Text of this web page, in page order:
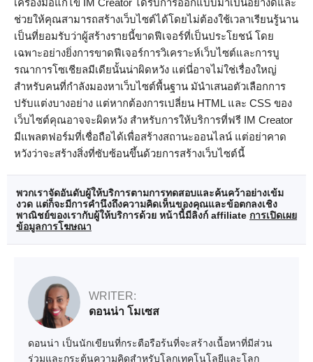
เครื่องมือแก้ไข IM Creator ได้รับการออกแบบมาเป็นอย่างดีและ
ช่วยให้คุณสามารถสร้างเว็บไซต์ได้โดยไม่ต้องใช้เวลาเรียนรู้นาน
เป็นที่ยอมรับว่าผู้สร้างรายนี้ขาดฟีเจอร์ที่เป็นประโยชน์ โดย
เฉพาะอย่างยิ่งการขาดฟีเจอร์การวิเคราะห์เว็บไซต์และการบู
รณาการโซเชียลมีเดียนั้นน่าผิดหวัง แต่นี่อาจไม่ใช่เรื่องใหญ่
สำหรับคนที่กำลังมองหาเว็บไซต์พื้นฐาน มันำเสนอตัวเลือกการ
ปรับแต่งบางอย่าง แต่หากต้องการเปลี่ยน HTML และ CSS ของ
เว็บไซต์คุณอาจจะผิดหวัง สำหรับการให้บริการที่ฟรี IM Creator
มีแพลตฟอร์มที่เชื่อถือได้เพื่อสร้างสถานะออนไลน์ แต่อย่าคาด
หวังว่าจะสร้างสิ่งที่ซับซ้อนขึ้นด้วยการสร้างเว็บไซต์นี้
พวกเราจัดอันดับผู้ให้บริการตามการทดสอบและค้นคว้าอย่างเข้ม
งวด แต่ก็จะมีการคำนึงถึงความคิดเห็นของคุณและข้อตกลงเชิง
พาณิชย์ของเรากับผู้ให้บริการด้วย หน้านี้มีลิงก์ affiliate การเปิดเผย
ข้อมูลการโฆษณา
WRITER:
ดอนน่า โมเซส
ดอนน่า เป็นนักเขียนที่กระตือรือร้นที่จะสร้างเนื้อหาที่มีส่วน
ร่วมและกระตุ้นความคิดสำหรับโลกเทคโนโลยีและโลก